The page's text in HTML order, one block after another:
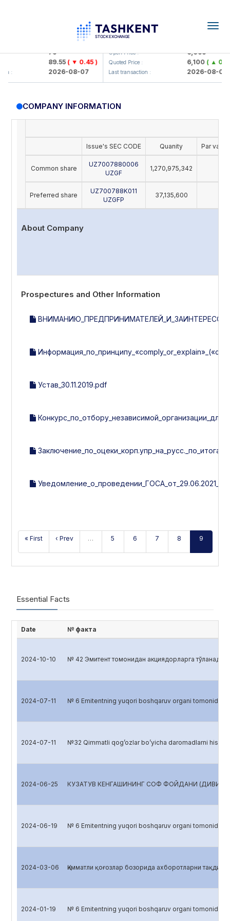
79
89.55( ▼ 0.45 )
: 2026-08-07
UZMK (<O'zmetkombinat> AJ)
Open Price : 6,099
Quoted Price : 6,100( ▲
Last transaction : 2026-08-07
COMPANY INFORMATION
Issue's SEC CODE Quanity Par value
Common share
UZ7007880006
UZGF
1,270,975,342
Preferred share
UZ700788K011
UZGFP
37,135,600
About Company
Prospectures and Other Information
Устав_30.11.2019.pdf
« First ‹ Prev … 5 6 7 8 9
Essential Facts
Date № факта
2024-10-10 № 42 Эмитент томонидан акциядорларга
2024-07-11 № 6 Emitentning yuqori boshqaruv organi tomonidan
2024-07-11 №32 Qimmatli qog’ozlar bo’yicha daromadlarni
2024-06-25 КУЗАТУВ КЕНГАШИНИНГ СОФ ФОЙДАНИ
2024-06-19 № 6 Emitentning yuqori boshqaruv organi tomonidan
2024-03-06 Қимматли қоғозлар бозорида ахборотларни
2024-01-19 № 6 Emitentning yuqori boshqaruv organi tomonidan